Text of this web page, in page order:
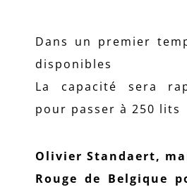
Dans un premier
disponibles
La capacité sera
pour passer à 250 lits
Olivier Standaert,
Rouge de Belgique